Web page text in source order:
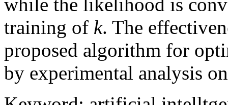
training of k. The
proposed algorithm for
by experimental analysis